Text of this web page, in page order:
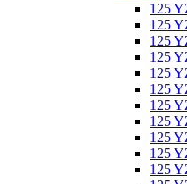
125
125
125
125
125
125
125
125
125
125
125